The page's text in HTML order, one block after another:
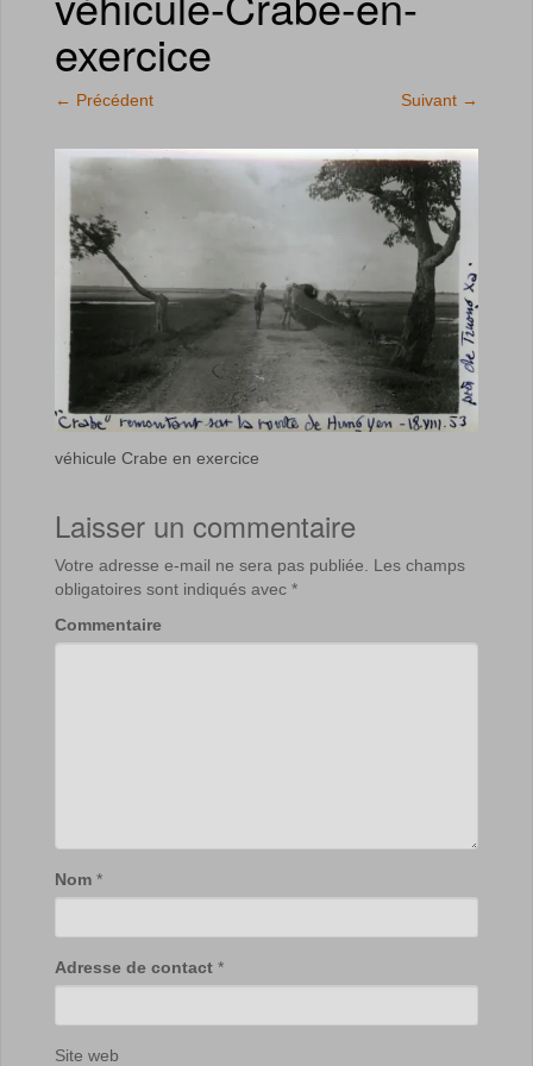
exercice
← Précédent Suivant →
véhicule Crabe en exercice
Laisser un commentaire
Votre adresse e-mail ne sera pas publiée.
Les champs
obligatoires sont indiqués avec *
Commentaire
Nom *
Adresse de contact *
Site web